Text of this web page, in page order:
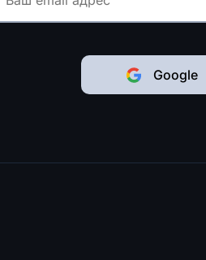
Google